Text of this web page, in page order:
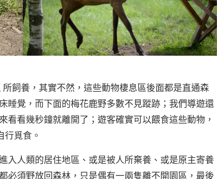
飼養，其實不然，這些動物棲息區後面都是直通森
睡覺，而下面的梅花鹿野多數不見蹤跡；我們導遊還
看看幾秒鐘就離開了；遊客確實可以餵食這些動物，
行覓食。
入人類的居住地區、或是被人所棄養、或是原主寄養
必須野放回森林，只是偶有一兩隻離不開園區，最後